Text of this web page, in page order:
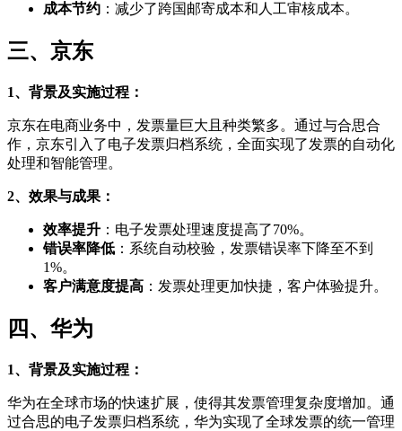
成本节约 ：减少了跨国邮寄成本和人工审核成本。
三、京东
1、背景及实施过程：
京东在电商业务中，发票量巨大且种类繁多。通过与合思合
作，京东引入了电子发票归档系统，全面实现了发票的自动化
处理和智能管理。
2、效果与成果：
效率提升 ：电子发票处理速度提高了70%。
错误率降低 ：系统自动校验，发票错误率下降至不到
1%。
客户满意度提高 ：发票处理更加快捷，客户体验提升。
四、华为
1、背景及实施过程：
华为在全球市场的快速扩展，使得其发票管理复杂度增加。通
过合思的电子发票归档系统，华为实现了全球发票的统一管理